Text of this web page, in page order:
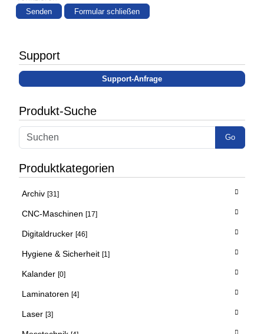
Senden Formular schließen
Support
Support-Anfrage
Produkt-Suche
Go
Produktkategorien
Archiv [31]
CNC-Maschinen [17]
Digitaldrucker [46]
Hygiene & Sicherheit [1]
Kalander [0]
Laminatoren [4]
Laser [3]